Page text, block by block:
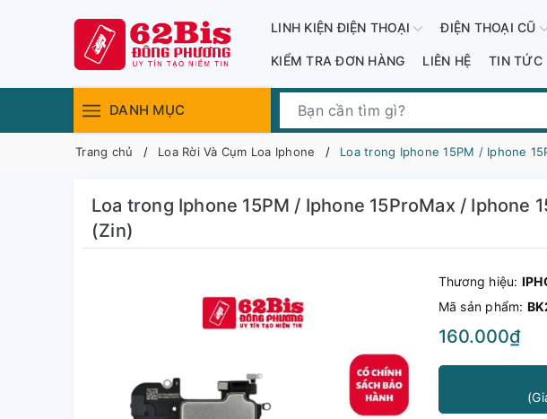
LINH KIỆN ĐIỆN THOẠI ĐIỆN THOẠI CŨ
KIỂM TRA ĐƠN HÀNG LIÊN HỆ TIN TỨC
DANH MỤC
Trang chủ Loa Rời Và Cụm Loa Iphone Loa trong Iphone 15PM / Iphone
Loa trong Iphone 15PM / Iphone 15ProMax / Iphone
(Zin)
Thương hiệu:
Mã sản phẩm:
160.000₫